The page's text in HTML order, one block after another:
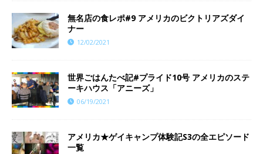
無名店の食レポ#9 アメリカのビクトリアズダイ
ナー
12/02/2021
世界ごはんたべ記#プライド10号 アメリカのステ
ーキハウス「アニーズ」
06/19/2021
アメリカ★ゲイキャンプ体験記S3の全エピソード
一覧